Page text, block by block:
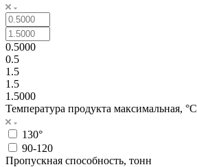
0.5000
0.5
1.5
1.5
1.5000
Температура продукта максимальная, °C
130°
90-120
Пропускная способность, тонн